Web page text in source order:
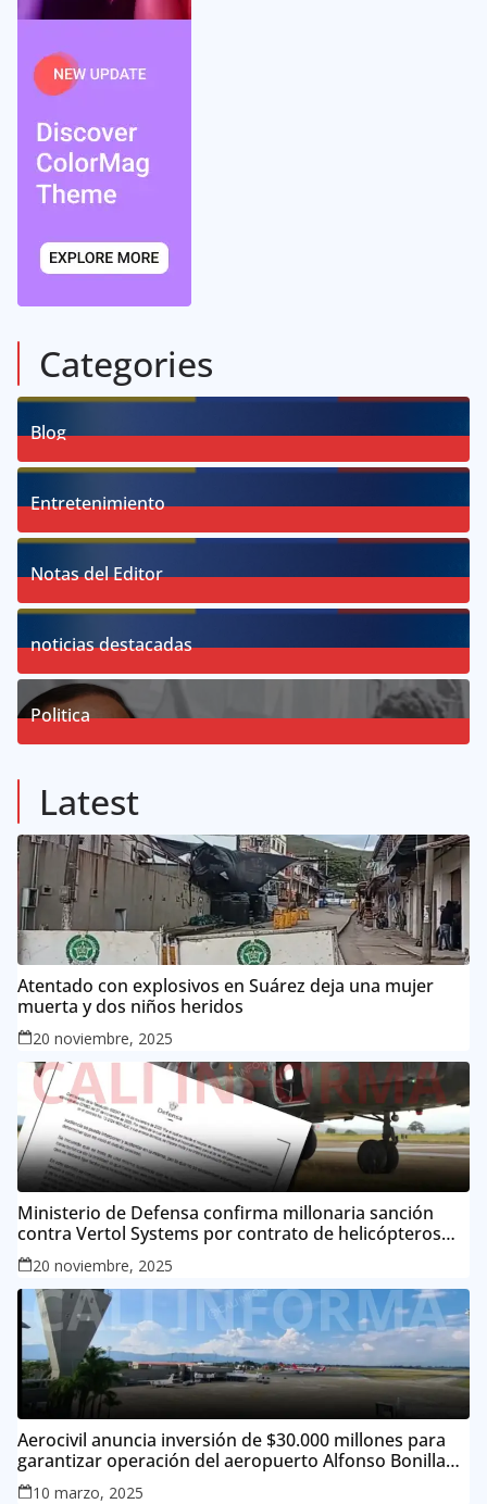
Categories
Blog
Posts
Entretenimiento
Posts
Notas del Editor
Posts
noticias destacadas
Politica
Latest
Atentado con explosivos en Suárez deja una mujer
muerta y dos niños heridos
20 noviembre, 2025
Ministerio de Defensa confirma millonaria sanción
contra Vertol Systems por contrato de helicópteros
MI-1720 noviembre, 2025
Aerocivil anuncia inversión de $30.000 millones para
garantizar operación del aeropuerto Alfonso Bonilla
Aragón
10 marzo, 2025